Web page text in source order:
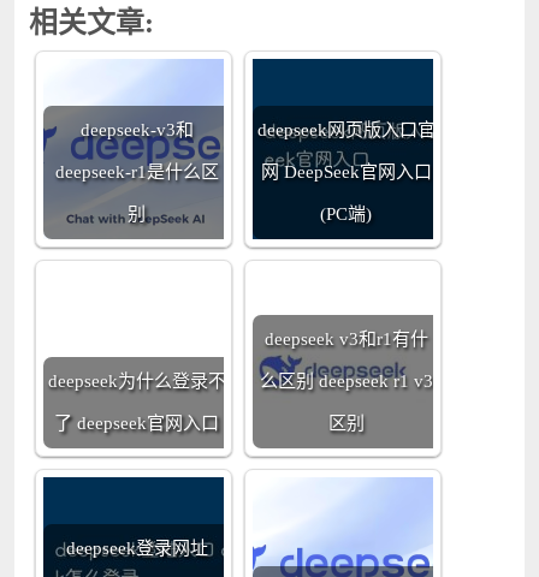
相关文章:
deepseek-v3和
deepseek-r1是什么区
别
deepseek网页版入口官
网 DeepSeek官网入口
(PC端)
deepseek为什么登录不
了 deepseek官网入口
deepseek v3和r1有什
么区别 deepseek r1 v3
区别
deepseek登录网址